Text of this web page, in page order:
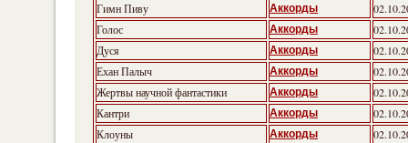
Гимн Пиву
Аккорды
Голос
Аккорды
Дуся
Аккорды
Ехан Палыч
Аккорды
Жертвы научной фантастики
Аккорды
Кантри
Аккорды
Клоуны
Аккорды